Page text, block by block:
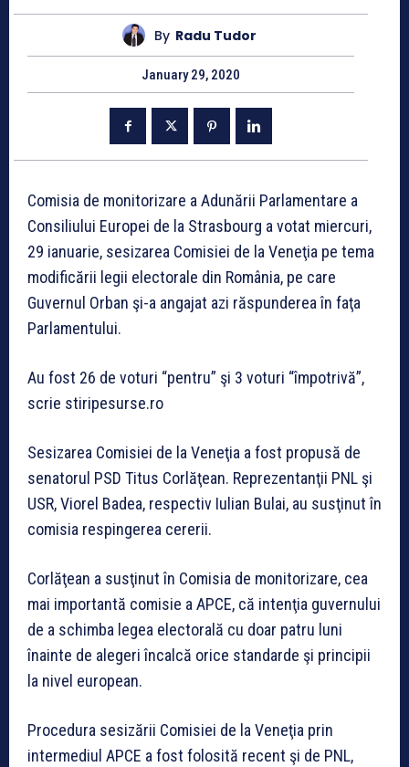
By Radu Tudor
January 29, 2020
Comisia de monitorizare a Adunării Parlamentare a
Consiliului Europei de la Strasbourg a votat miercuri,
29 ianuarie, sesizarea Comisiei de la Veneţia pe tema
modificării legii electorale din România, pe care
Guvernul Orban şi-a angajat azi răspunderea în faţa
Parlamentului.
Au fost 26 de voturi “pentru” şi 3 voturi “împotrivă”,
scrie stiripesurse.ro
Sesizarea Comisiei de la Veneţia a fost propusă de
senatorul PSD Titus Corlăţean. Reprezentanţii PNL şi
USR, Viorel Badea, respectiv Iulian Bulai, au susţinut în
comisia respingerea cererii.
Corlăţean a susţinut în Comisia de monitorizare, cea
mai importantă comisie a APCE, că intenţia guvernului
de a schimba legea electorală cu doar patru luni
înainte de alegeri încalcă orice standarde şi principii
la nivel european.
Procedura sesizării Comisiei de la Veneţia prin
intermediul APCE a fost folosită recent şi de PNL,